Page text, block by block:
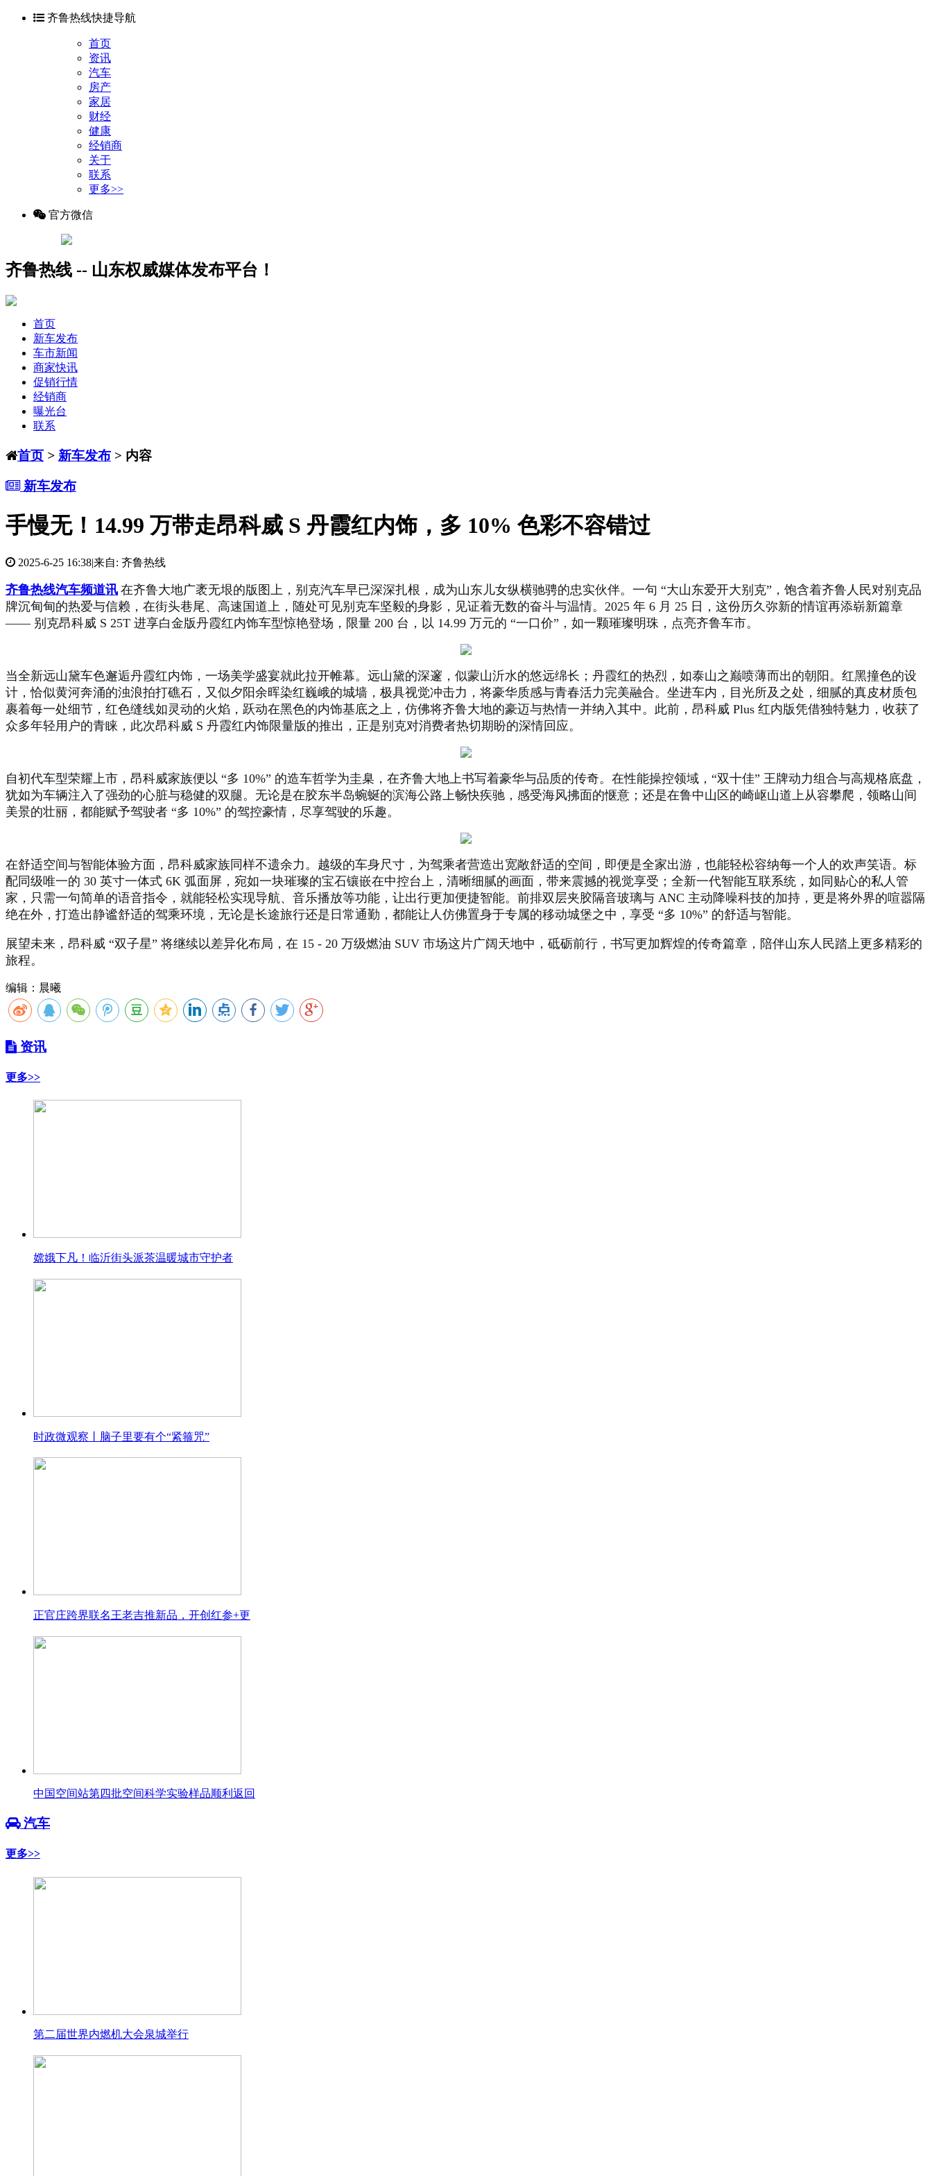
齐鲁热线快捷导航
首页
资讯
汽车
房产
家居
财经
健康
经销商
关于
联系
更多>>
官方微信
齐鲁热线 -- 山东权威媒体发布平台！
首页
新车发布
车市新闻
商家快讯
促销行情
经销商
曝光台
联系
首页 > 新车发布 > 内容
新车发布
手慢无！14.99 万带走昂科威 S 丹霞红内饰，多 10% 色彩不容错过
2025-6-25 16:38|来自: 齐鲁热线
齐鲁热线汽车频道讯 在齐鲁大地广袤无垠的版图上，别克汽车早已深深扎根，成为山东儿女纵横驰骋的忠实伙伴。一句 “大山东爱开大别克”，饱含着齐鲁人民对别克品
牌沉甸甸的热爱与信赖，在街头巷尾、高速国道上，随处可见别克车坚毅的身影，见证着无数的奋斗与温情。2025 年 6 月 25 日，这份历久弥新的情谊再添崭新篇章
—— 别克昂科威 S 25T 进享白金版丹霞红内饰车型惊艳登场，限量 200 台，以 14.99 万元的 “一口价”，如一颗璀璨明珠，点亮齐鲁车市。
当全新远山黛车色邂逅丹霞红内饰，一场美学盛宴就此拉开帷幕。远山黛的深邃，似蒙山沂水的悠远绵长；丹霞红的热烈，如泰山之巅喷薄而出的朝阳。红黑撞色的设
计，恰似黄河奔涌的浊浪拍打礁石，又似夕阳余晖染红巍峨的城墙，极具视觉冲击力，将豪华质感与青春活力完美融合。坐进车内，目光所及之处，细腻的真皮材质包
裹着每一处细节，红色缝线如灵动的火焰，跃动在黑色的内饰基底之上，仿佛将齐鲁大地的豪迈与热情一并纳入其中。此前，昂科威 Plus 红内版凭借独特魅力，收获了
众多年轻用户的青睐，此次昂科威 S 丹霞红内饰限量版的推出，正是别克对消费者热切期盼的深情回应。
自初代车型荣耀上市，昂科威家族便以 “多 10%” 的造车哲学为圭臬，在齐鲁大地上书写着豪华与品质的传奇。在性能操控领域，“双十佳” 王牌动力组合与高规格底盘，
犹如为车辆注入了强劲的心脏与稳健的双腿。无论是在胶东半岛蜿蜒的滨海公路上畅快疾驰，感受海风拂面的惬意；还是在鲁中山区的崎岖山道上从容攀爬，领略山间
美景的壮丽，都能赋予驾驶者 “多 10%” 的驾控豪情，尽享驾驶的乐趣。
在舒适空间与智能体验方面，昂科威家族同样不遗余力。越级的车身尺寸，为驾乘者营造出宽敞舒适的空间，即便是全家出游，也能轻松容纳每一个人的欢声笑语。标
配同级唯一的 30 英寸一体式 6K 弧面屏，宛如一块璀璨的宝石镶嵌在中控台上，清晰细腻的画面，带来震撼的视觉享受；全新一代智能互联系统，如同贴心的私人管
家，只需一句简单的语音指令，就能轻松实现导航、音乐播放等功能，让出行更加便捷智能。前排双层夹胶隔音玻璃与 ANC 主动降噪科技的加持，更是将外界的喧嚣隔
绝在外，打造出静谧舒适的驾乘环境，无论是长途旅行还是日常通勤，都能让人仿佛置身于专属的移动城堡之中，享受 “多 10%” 的舒适与智能。
展望未来，昂科威 “双子星” 将继续以差异化布局，在 15 - 20 万级燃油 SUV 市场这片广阔天地中，砥砺前行，书写更加辉煌的传奇篇章，陪伴山东人民踏上更多精彩的
旅程。
编辑：晨曦
资讯
更多>>
嫦娥下凡！临沂街头派茶温暖城市守护者
时政微观察丨脑子里要有个“紧箍咒”
正官庄跨界联名王老吉推新品，开创红参+更
中国空间站第四批空间科学实验样品顺利返回
汽车
更多>>
第二届世界内燃机大会泉城举行